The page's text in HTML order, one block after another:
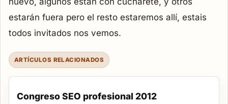
estarán fuera pero el resto estaremos allí, estais
todos invitados nos vemos.
ARTÍCULOS RELACIONADOS
Congreso SEO profesional 2012